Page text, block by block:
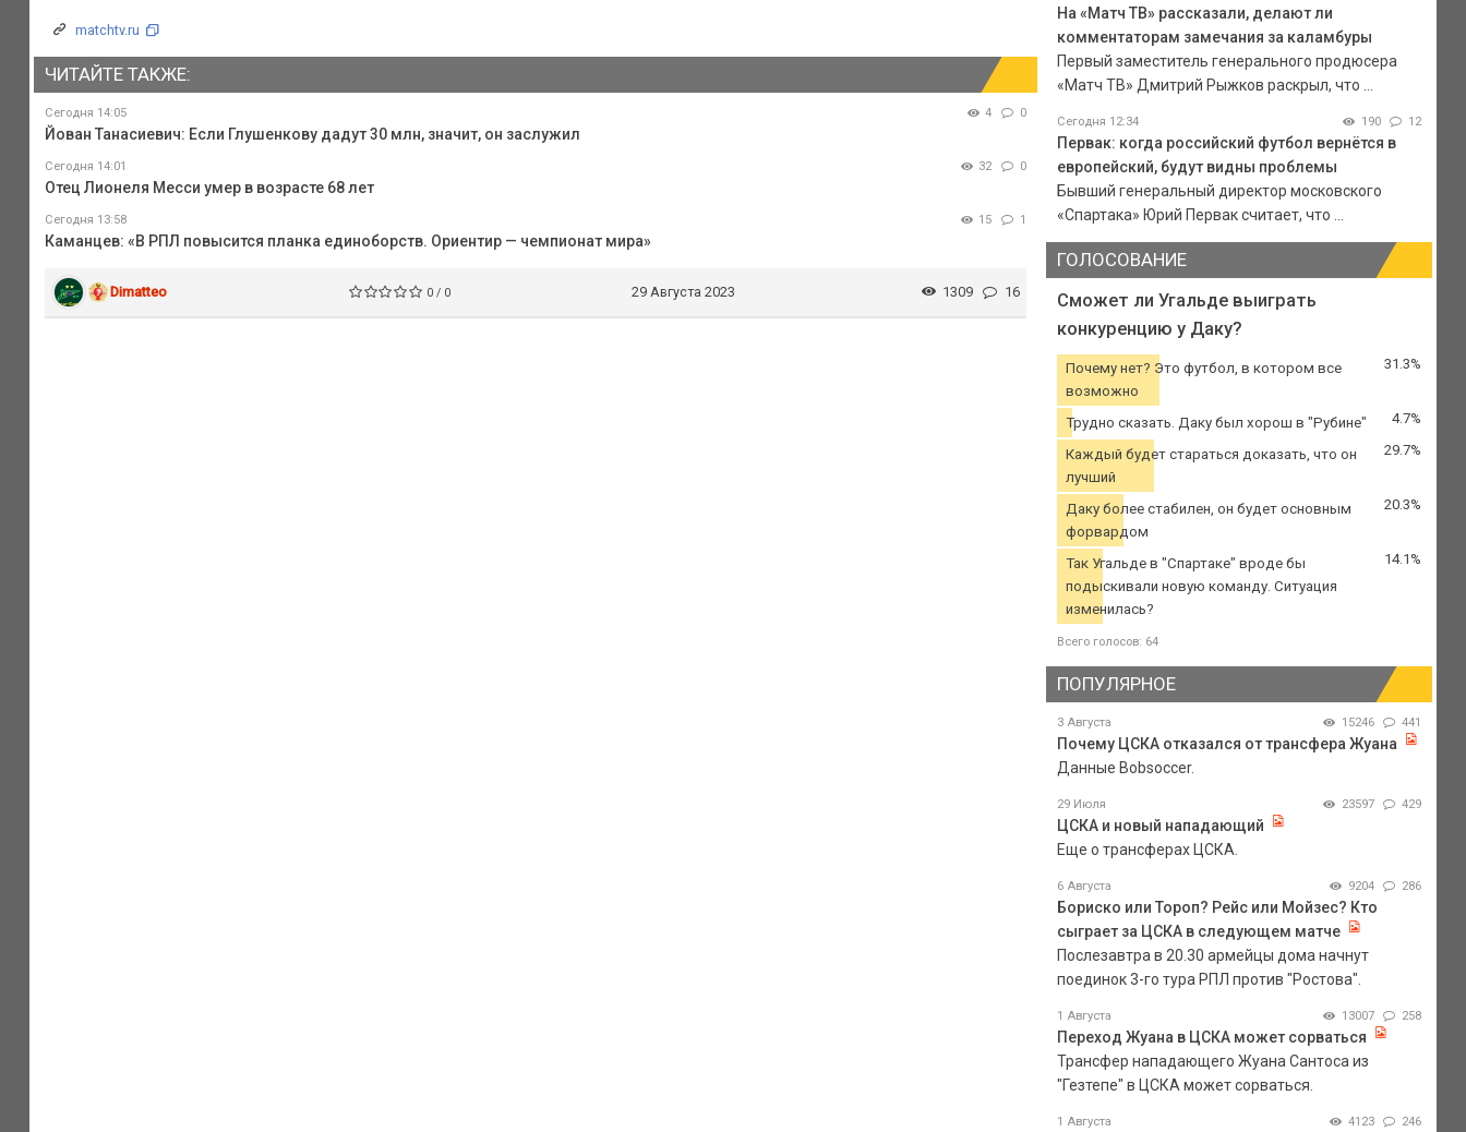
matchtv.ru
ЧИТАЙТЕ ТАКЖЕ:
Сегодня 14:05 4 0
Йован Танасиевич: Если Глушенкову дадут 30 млн, значит, он заслужил
Сегодня 14:01 32 0
Отец Лионеля Месси умер в возрасте 68 лет
Сегодня 13:58 15 1
Каманцев: «В РПЛ повысится планка единоборств. Ориентир — чемпионат мира»
Dimatteo 0 / 0 29 Августа 2023 1309 16
На «Матч ТВ» рассказали, делают ли
комментаторам замечания за каламбуры
Первый заместитель генерального продюсера
«Матч ТВ» Дмитрий Рыжков раскрыл, что ...
Сегодня 12:34 190 12
Первак: когда российский футбол вернётся в
европейский, будут видны проблемы
Бывший генеральный директор московского
«Спартака» Юрий Первак считает, что ...
ГОЛОСОВАНИЕ
Сможет ли Угальде выиграть
конкуренцию у Даку?
Почему нет? Это футбол, в котором все
возможно
31.3%
Трудно сказать. Даку был хорош в "Рубине" 4.7%
Каждый будет стараться доказать, что он
лучший
29.7%
Даку более стабилен, он будет основным
форвардом
20.3%
Так Угальде в "Спартаке" вроде бы
подыскивали новую команду. Ситуация
изменилась?
14.1%
Всего голосов: 64
ПОПУЛЯРНОЕ
3 Августа 15246 441
Почему ЦСКА отказался от трансфера Жуана
Данные Bobsoccer.
29 Июля 23597 429
ЦСКА и новый нападающий
Еще о трансферах ЦСКА.
6 Августа 9204 286
Бориско или Тороп? Рейс или Мойзес? Кто
сыграет за ЦСКА в следующем матче
Послезавтра в 20.30 армейцы дома начнут
поединок 3-го тура РПЛ против "Ростова".
1 Августа 13007 258
Переход Жуана в ЦСКА может сорваться
Трансфер нападающего Жуана Сантоса из
"Гезтепе" в ЦСКА может сорваться.
1 Августа 4123 246